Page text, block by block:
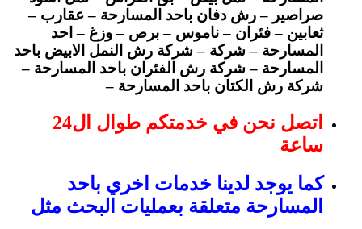
صراصير – رش دفان باحد المسارحة – عقارب –
ثعابين – فئران – ناموس – برص – وزغ – احد
المسارحة – شركة – شركة رش النمل الابيض باحد
المسارحة – شركة رش الفئران باحد المسارحة –
شركة رش الكتان باحد المسارحة –
اتصل نحن في خدمتكم طوال ال24
ساعة
كما يوجد لدينا خدمات اخري باحد
المسارحة متعلقة بعمليات البحث مثل